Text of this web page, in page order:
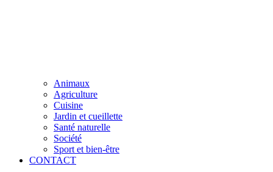
Animaux
Agriculture
Cuisine
Jardin et cueillette
Santé naturelle
Société
Sport et bien-être
CONTACT